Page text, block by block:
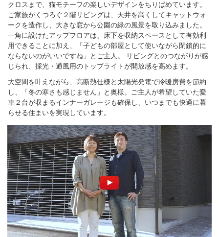
クロスまで、猫モチーフの楽しいデザインをちりばめています。
ご家族がくつろぐ２階リビングは、天井を高くしてキャットウォ
ークを造作し、大きな窓から公園の緑の風景を取り込みました。
一角に設けたアップフロアは、床下を収納スペースとして有効利
用できることに加え、「子どもの部屋として使いながら閉鎖的に
ならないのがいいですね」とご主人。 リビングとのつながりが感
じられ、採光・通風用のトップライトが開放感を高めます。
大空間を叶えながら、高断熱仕様と太陽光発電で冷暖房費を節約
し、「冬の寒さも感じません」と奥様。ご主人が希望していた愛
車２台が収まるインナーガレージも確保し、いつまでも快適に暮
らせる住まいを実現しています。